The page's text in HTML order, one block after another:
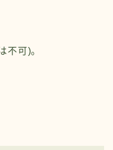
不可)。